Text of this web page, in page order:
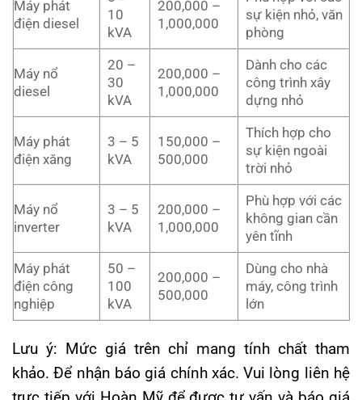
Máy phát
điện diesel
10
kVA
200,000 –
1,000,000
sự kiện nhỏ, văn
phòng
Máy nổ
diesel
20 –
30
kVA
200,000 –
1,000,000
Dành cho các
công trình xây
dựng nhỏ
Máy phát
điện xăng
3 – 5
kVA
150,000 –
500,000
Thích hợp cho
sự kiện ngoài
trời nhỏ
Máy nổ
inverter
3 – 5
kVA
200,000 –
1,000,000
Phù hợp với các
không gian cần
yên tĩnh
Máy phát
điện công
nghiệp
50 –
100
kVA
200,000 –
500,000
Dùng cho nhà
máy, công trình
lớn
Lưu ý: Mức giá trên chỉ mang tính chất tham
khảo. Để nhận báo giá chính xác. Vui lòng liên hệ